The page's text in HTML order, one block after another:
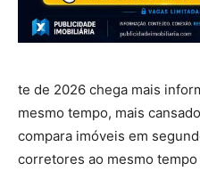
te de 2026 chega mais
mesmo tempo, mais
compara imóveis em
corretores ao mesmo